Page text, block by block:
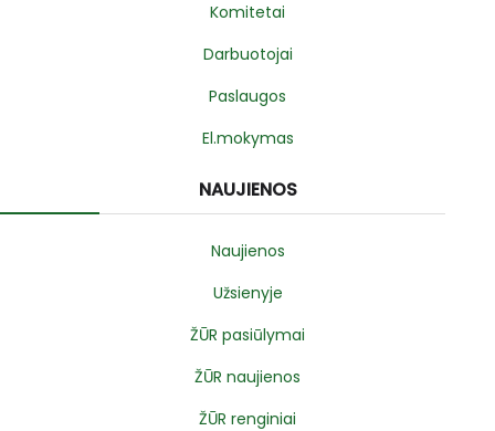
Komitetai
Darbuotojai
Paslaugos
El.mokymas
NAUJIENOS
Naujienos
Užsienyje
ŽŪR pasiūlymai
ŽŪR naujienos
ŽŪR renginiai